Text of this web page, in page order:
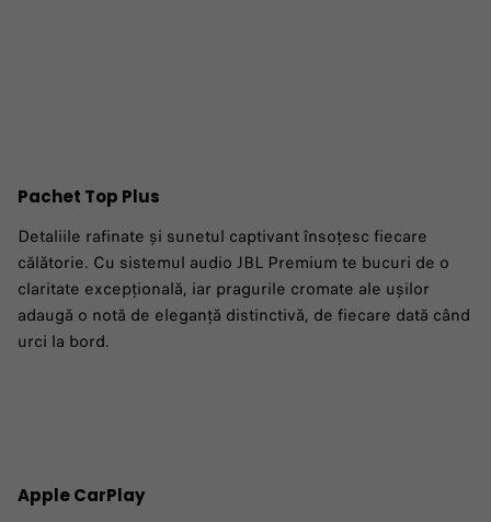
Pachet Top Plus
Detaliile rafinate și sunetul captivant însoțesc fiecare
călătorie. Cu sistemul audio JBL Premium te bucuri de o
claritate excepțională, iar pragurile cromate ale ușilor
adaugă o notă de eleganță distinctivă, de fiecare dată când
urci la bord.
Apple CarPlay